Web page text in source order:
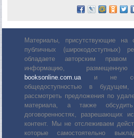
Материалы, присутствующие на
публичных (широкодоступных)
обладаете авторским
информацию,
booksonline.com.uaи не
общедоступностью в
рассмотреть предложения по
материала, а также
договоренностях, разрешающих
контент. Мы не отслеживаем
которые самостоятельно